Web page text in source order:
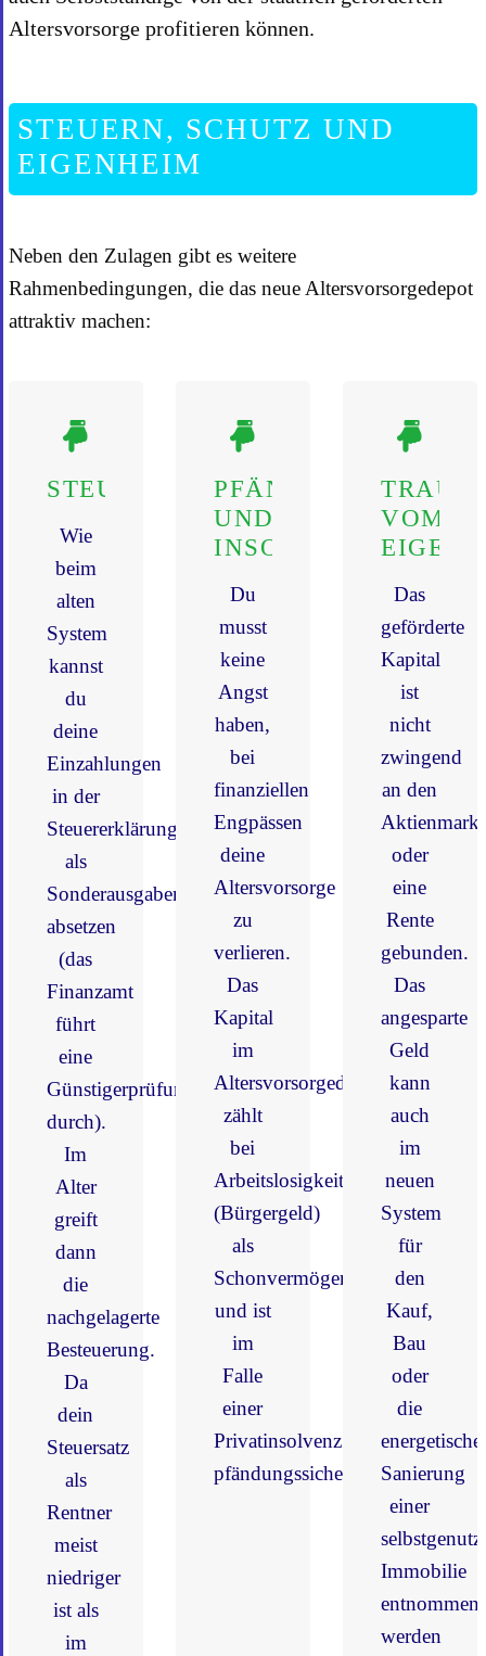
Altersvorsorge profitieren können.
STEUERN, SCHUTZ UND
EIGENHEIM
Neben den Zulagen gibt es weitere
Rahmenbedingungen, die das neue Altersvorsorgedepot
attraktiv machen:
STEUERVORTEILE
Wie
beim
alten
System
kannst
du
deine
Einzahlungen
in der
Steuererklärung
als
Sonderausgaben
absetzen
(das
Finanzamt
führt
eine
Günstigerprüfung
durch).
Im
Alter
greift
dann
die
nachgelagerte
Besteuerung.
Da
dein
Steuersatz
als
Rentner
meist
niedriger
ist als
im
PFÄNDUNGS-
UND
INSOLVENZSCHUTZ
Du
musst
keine
Angst
haben,
bei
finanziellen
Engpässen
deine
Altersvorsorge
zu
verlieren.
Das
Kapital
im
Altersvorsorgedepot
zählt
bei
Arbeitslosigkeit
(Bürgergeld)
als
Schonvermögen
und ist
im
Falle
einer
Privatinsolvenz
pfändungssicher.
TRAUM
VOM
Das
geförderte
Kapital
ist
nicht
zwingend
an den
Aktienmarkt
oder
eine
Rente
gebunden.
Das
angesparte
Geld
kann
auch
im
neuen
System
für
den
Kauf,
Bau
oder
die
energetische
Sanierung
einer
Immobilie
entnommen
werden